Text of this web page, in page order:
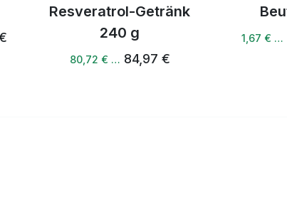
Resveratrol-Getränk
240 g
80,72 € … 84,97 €
1,67 € …